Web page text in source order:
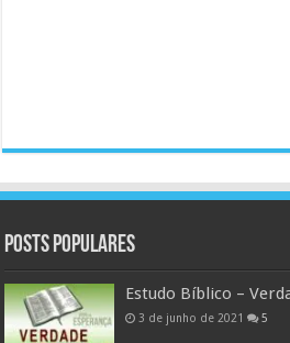
Posts populares
Estudo Bíblico –
3 de junho de 2021 5